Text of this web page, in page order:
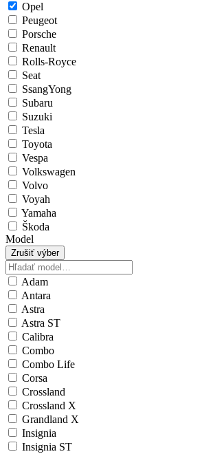
Opel
Peugeot
Porsche
Renault
Rolls-Royce
Seat
SsangYong
Subaru
Suzuki
Tesla
Toyota
Vespa
Volkswagen
Volvo
Voyah
Yamaha
Škoda
Model
Zrušiť výber
Adam
Antara
Astra
Astra ST
Calibra
Combo
Combo Life
Corsa
Crossland
Crossland X
Grandland X
Insignia
Insignia ST